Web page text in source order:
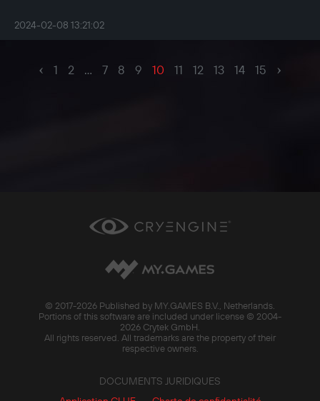
2024-02-08 13:21:02
‹ 1 2 ... 7 8 9 10 11 12 13 14 15 ›
© 2017-2026 Published by MY.GAMES B.V., Netherlands.
Portions of this software are included under license © 2004-
2026 Crytek GmbH.
All rights reserved. All trademarks are the property of their
respective owners.
DOCUMENTS JURIDIQUES